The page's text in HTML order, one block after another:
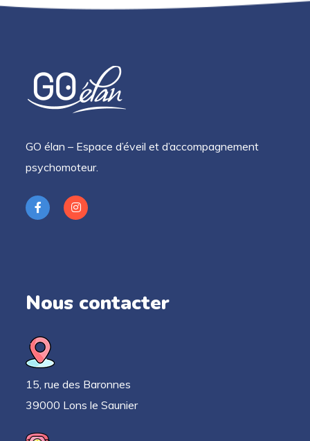
GO élan – Espace d’éveil et d’accompagnement
psychomoteur.
Nous contacter
15, rue des Baronnes
39000 Lons le Saunier